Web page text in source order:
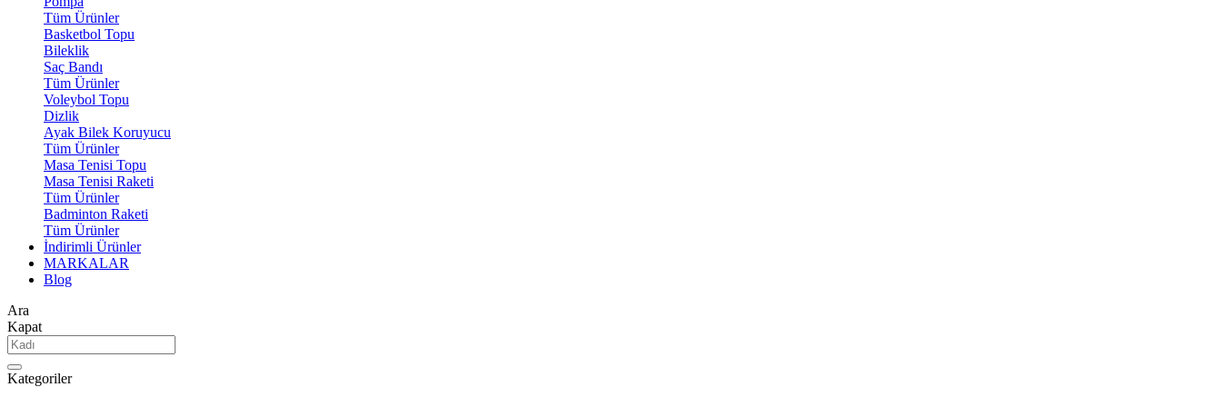
Tüm Ürünler
Basketbol Topu
Bileklik
Saç Bandı
Tüm Ürünler
Voleybol Topu
Dizlik
Ayak Bilek Koruyucu
Tüm Ürünler
Masa Tenisi Topu
Masa Tenisi Raketi
Tüm Ürünler
Badminton Raketi
Tüm Ürünler
İndirimli Ürünler
MARKALAR
Blog
Ara
Kapat
Kategoriler